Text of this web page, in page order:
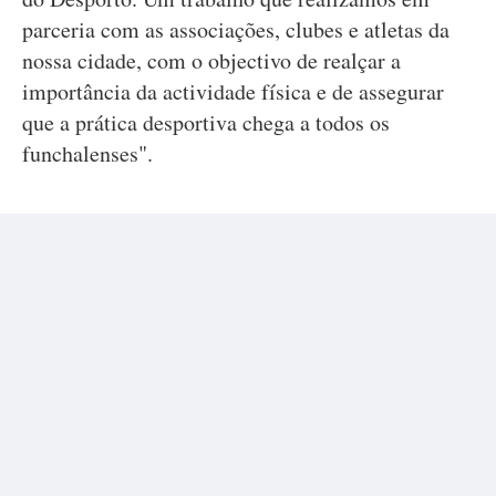
parceria com as associações, clubes e atletas da
nossa cidade, com o objectivo de realçar a
importância da actividade física e de assegurar
que a prática desportiva chega a todos os
funchalenses".